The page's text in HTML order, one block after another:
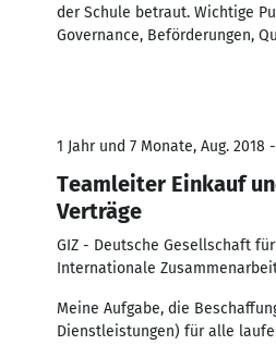
der Schule betraut. Wichtige
Governance, Beförderungen,
1 Jahr und 7 Monate, Aug. 2018
Teamleiter Einkauf
Verträge
GIZ - Deutsche Gesellschaft für
Internationale
Meine Aufgabe, die
Dienstleistungen) für alle